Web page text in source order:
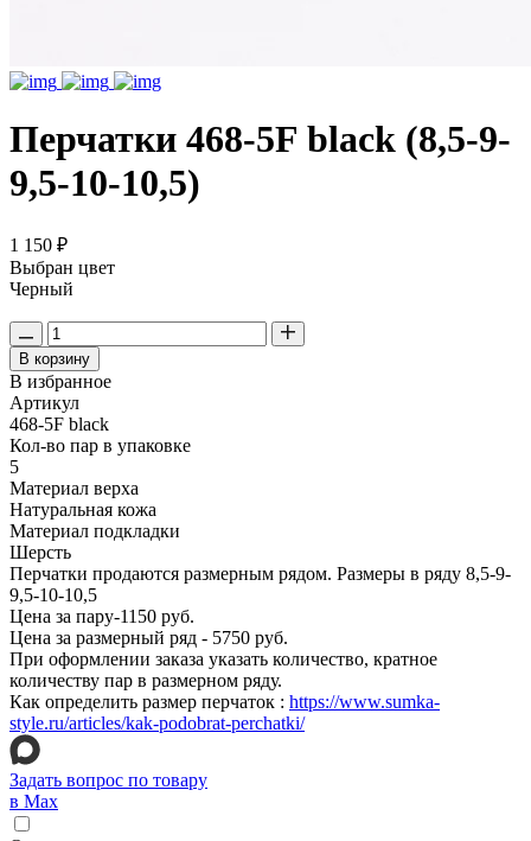
Перчатки 468-5F black (8,5-9-
9,5-10-10,5)
1 150 ₽
Выбран цвет
Черный
В корзину
В избранное
Артикул
468-5F black
Кол-во пар в упаковке
5
Материал верха
Натуральная кожа
Материал подкладки
Шерсть
Перчатки продаются размерным рядом. Размеры в ряду 8,5-9-
9,5-10-10,5
Цена за пару-1150 руб.
Цена за размерный ряд - 5750 руб.
При оформлении заказа указать количество, кратное
количеству пар в размерном ряду.
Как определить размер перчаток : https://www.sumka-
style.ru/articles/kak-podobrat-perchatki/
Задать вопрос по товару
в Max